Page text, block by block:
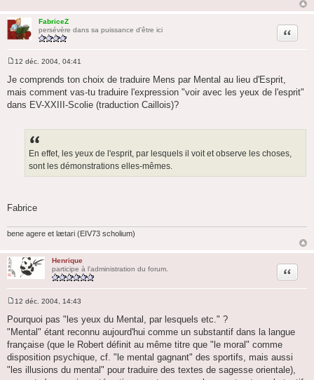
FabriceZ
persévère dans sa puissance d'être ici
Citation
e
s
s
a
g
12 déc. 2004, 04:41
Je comprends ton choix de traduire Mens par Mental au lieu d'Esprit,
mais comment vas-tu traduire l'expression "voir avec les yeux de l'esprit"
dans EV-XXIII-Scolie (traduction Caillois)?
En effet, les yeux de l'esprit, par lesquels il voit et observe les choses,
sont les démonstrations elles-mêmes.
Fabrice
bene agere et lætari (EIV73 scholium)
Henrique
participe à l'administration du forum.
Citation
s
s
g
e
12 déc. 2004, 14:43
Pourquoi pas "les yeux du Mental, par lesquels etc." ?
"Mental" étant reconnu aujourd'hui comme un substantif dans la langue
française (que le Robert définit au même titre que "le moral" comme
disposition psychique, cf. "le mental gagnant" des sportifs, mais aussi
"les illusions du mental" pour traduire des textes de sagesse orientale),